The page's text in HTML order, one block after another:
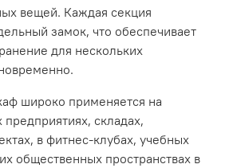
вещей. Каждая секция
замок, что обеспечивает
для нескольких
широко применяется на
складах,
в фитнес-клубах, учебных
общественных пространствах в